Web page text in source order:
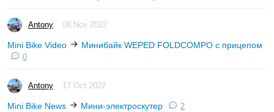
Antony 08 Nov 2022
Mini Bike Video Минибайк WEPED FOLDCOMPO с прицепом
0
Antony 17 Oct 2022
Mini Bike News Мини-электроскутер 2